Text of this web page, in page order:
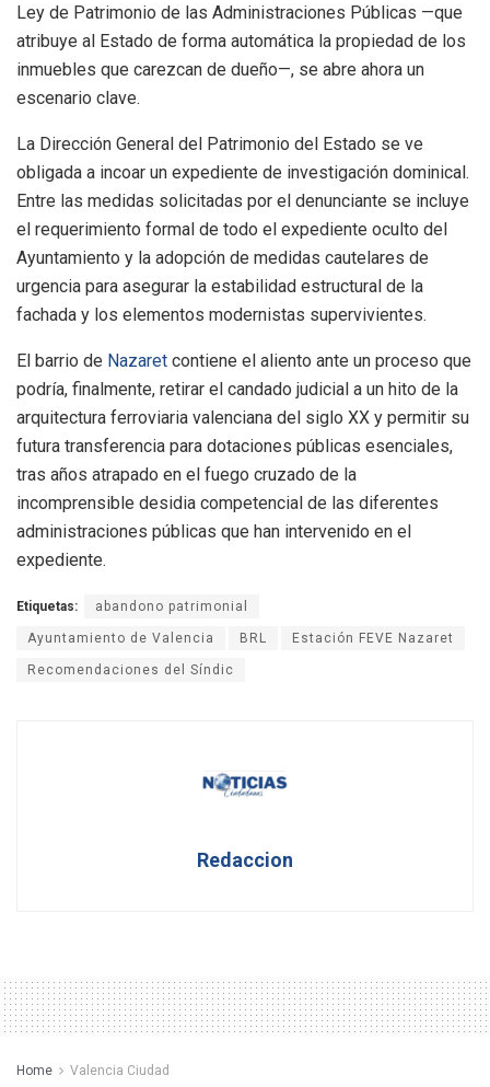
Ley de Patrimonio de las Administraciones Públicas —que
atribuye al Estado de forma automática la propiedad de los
inmuebles que carezcan de dueño—, se abre ahora un
escenario clave.
La Dirección General del Patrimonio del Estado se ve
obligada a incoar un expediente de investigación dominical.
Entre las medidas solicitadas por el denunciante se incluye
el requerimiento formal de todo el expediente oculto del
Ayuntamiento y la adopción de medidas cautelares de
urgencia para asegurar la estabilidad estructural de la
fachada y los elementos modernistas supervivientes.
El barrio de Nazaret contiene el aliento ante un proceso que
podría, finalmente, retirar el candado judicial a un hito de la
arquitectura ferroviaria valenciana del siglo XX y permitir su
futura transferencia para dotaciones públicas esenciales,
tras años atrapado en el fuego cruzado de la
incomprensible desidia competencial de las diferentes
administraciones públicas que han intervenido en el
expediente.
Etiquetas: abandono patrimonial
Ayuntamiento de Valencia BRL Estación FEVE Nazaret
Recomendaciones del Síndic
Redaccion
Home Valencia Ciudad